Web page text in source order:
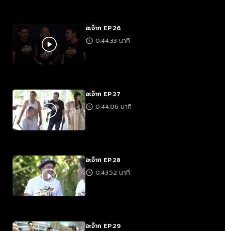
อะจ๊าก EP.26
0:44:33 นาที
อะจ๊าก EP.27
0:44:06 นาที
อะจ๊าก EP.28
0:43:52 นาที
อะจ๊าก EP.29